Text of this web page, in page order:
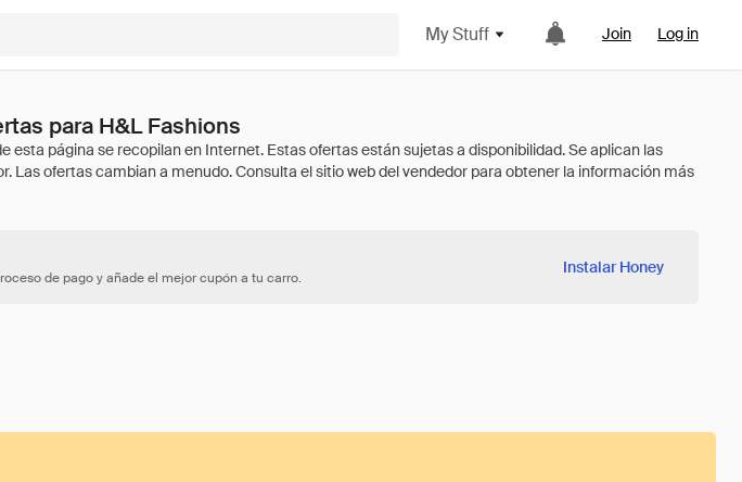
My Stuff Join Log in
para H&L Fashions
de pago y añade el mejor cupón a tu carro.
Instalar Honey